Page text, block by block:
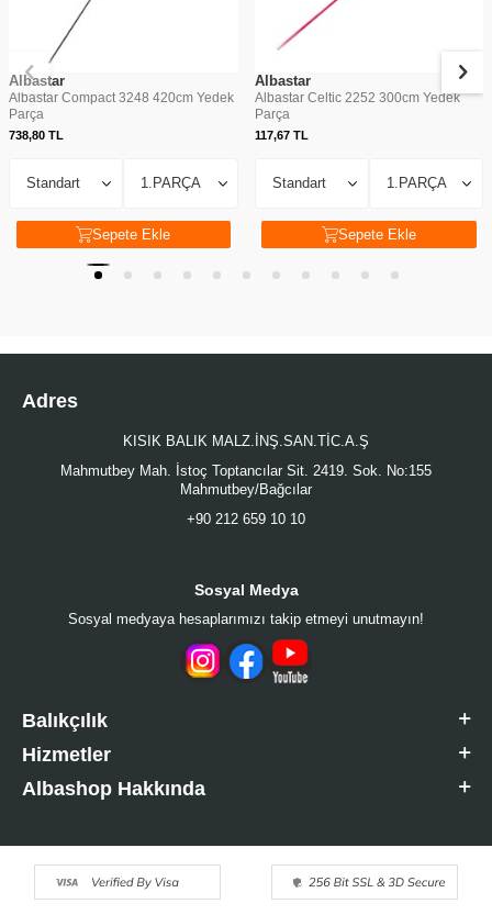
Albastar
Albastar Compact 3248 420cm Yedek
Parça
738,80 TL
Sepete Ekle
Albastar
Albastar Celtic 2252 300cm Yedek
Parça
117,67TL
Sepete Ekle
Adres
KISIK BALIK MALZ.İNŞ.SAN.TİC.A.Ş
Mahmutbey Mah. İstoç Toptancılar Sit. 2419. Sok. No:155
Mahmutbey/Bağcılar
+90 212 659 10 10
Sosyal Medya
Sosyal medyaya hesaplarımızı takip etmeyi unutmayın!
Balıkçılık
Hizmetler
Albashop Hakkında